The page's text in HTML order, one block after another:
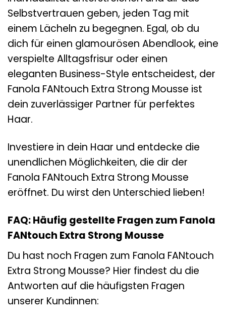
Selbstvertrauen geben, jeden Tag mit
einem Lächeln zu begegnen. Egal, ob du
dich für einen glamourösen Abendlook, eine
verspielte Alltagsfrisur oder einen
eleganten Business-Style entscheidest, der
Fanola FANtouch Extra Strong Mousse ist
dein zuverlässiger Partner für perfektes
Haar.
Investiere in dein Haar und entdecke die
unendlichen Möglichkeiten, die dir der
Fanola FANtouch Extra Strong Mousse
eröffnet. Du wirst den Unterschied lieben!
FAQ: Häufig gestellte Fragen zum Fanola
FANtouch Extra Strong Mousse
Du hast noch Fragen zum Fanola FANtouch
Extra Strong Mousse? Hier findest du die
Antworten auf die häufigsten Fragen
unserer Kundinnen: